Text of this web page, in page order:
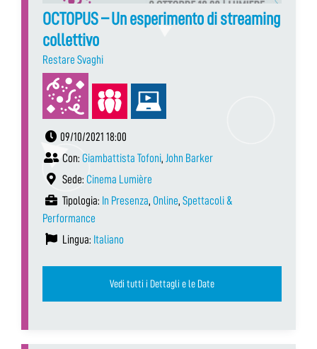
OCTOPUS – Un esperimento di streaming
collettivo
Restare Svaghi
09/10/2021 18:00
Con: Giambattista Tofoni, John Barker
Sede: Cinema Lumière
Tipologia: In Presenza, Online, Spettacoli &
Performance
Lingua: Italiano
Vedi tutti i Dettagli e le Date